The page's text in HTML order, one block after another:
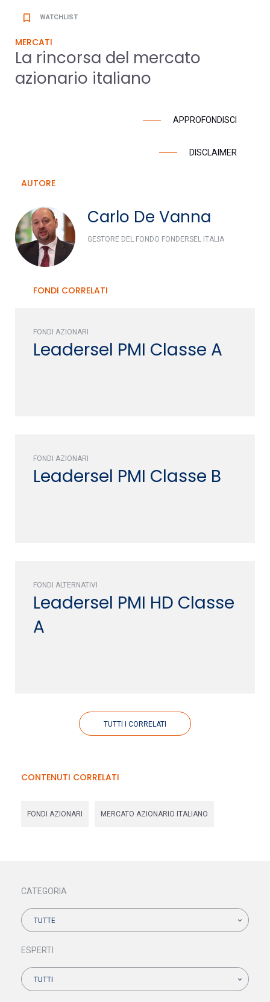
bookmark_border WATCHLIST
MERCATI
La rincorsa del mercato
azionario italiano
APPROFONDISCI
DISCLAIMER
AUTORE
Carlo De Vanna
GESTORE DEL FONDO FONDERSEL ITALIA
FONDI CORRELATI
FONDI AZIONARI
Leadersel PMI Classe A
FONDI AZIONARI
Leadersel PMI Classe B
FONDI ALTERNATIVI
Leadersel PMI HD Classe
A
TUTTI I CORRELATI
CONTENUTI CORRELATI
FONDI AZIONARI MERCATO AZIONARIO ITALIANO
CATEGORIA
TUTTE
ESPERTI
TUTTI